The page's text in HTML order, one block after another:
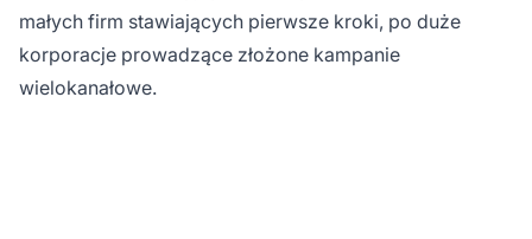
małych firm stawiających pierwsze kroki, po duże
korporacje prowadzące złożone kampanie
wielokanałowe.